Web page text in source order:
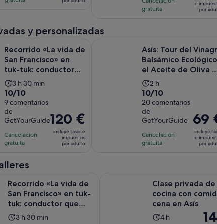
y
de
adulto
de
comentarios
gratuita
es
de
adulto
e
por
y personalizadas
Recorrido «La vida de
San Francisco» en
tuk-tuk: conductor
que habla inglés
La
duración
de
la
actividad
es
de
y
3 h 30 min
10.0
sobre
10
con
9
comentarios
10/10
9 comentarios
de
GetYourGuide
Cancelación
gratuita
El
precio
es
adulto
120 €
incluye tasas e
impuestos
por adulto
Asís: Tour del
Balsámico
el Aceite de Oliva y
el Vino
La
duración
de
la
actividad
es
de
2 h
10.0
sobre
10
con
20
comentarios
10/10
20 comentarios
de
GetYourGuide
Cancelación
gratuita
El
precio
es
de
adulto
69
incluye
e
por
Recorrido «La vida de
San Francisco» en tuk-
tuk: conductor que
habla inglés
La
3 h 30 min
Clase privada de
cocina con
cena en Asís
La
4 h
El